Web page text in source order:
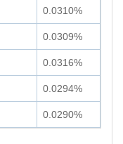
0.0310%
0.0309%
0.0316%
0.0294%
0.0290%